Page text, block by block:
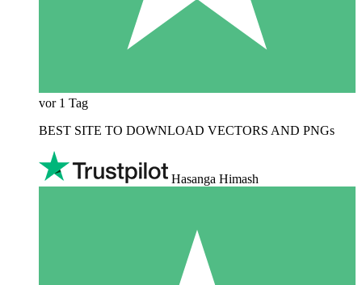
vor 1 Tag
BEST SITE TO DOWNLOAD VECTORS AND PNGs
Hasanga Himash